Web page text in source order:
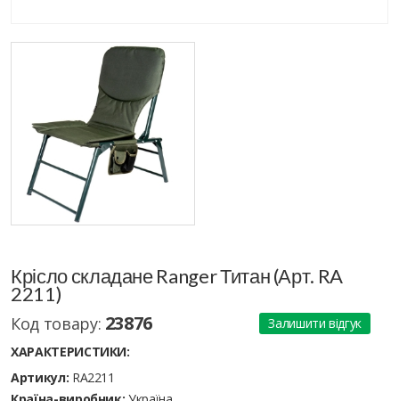
Крісло складане Ranger Титан (Арт. RA
2211)
Код товару: 23876
Залишити відгук
ХАРАКТЕРИСТИКИ:
Артикул: RA2211